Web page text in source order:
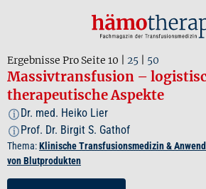
Ergebnisse Pro Seite 10 25 50
Massivtransfusion –
therapeutische Aspekte
i Dr. med. Heiko Lier
i Prof. Dr. Birgit S. Gathof
Thema:Klinische Transfusionsmedizin &
von Blutprodukten